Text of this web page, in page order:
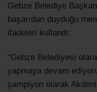
Gebze Belediye
başarıdan duyduğu
ifadeleri kullandı:
“Gebze Belediyesi
yapmaya devam
şampiyon olarak